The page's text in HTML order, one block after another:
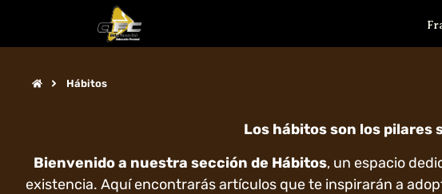
Hábitos
Los hábitos son los pilares
Bienvenido a nuestra sección de Hábitos, un espacio
existencia. Aquí encontrarás artículos que te inspirarán a